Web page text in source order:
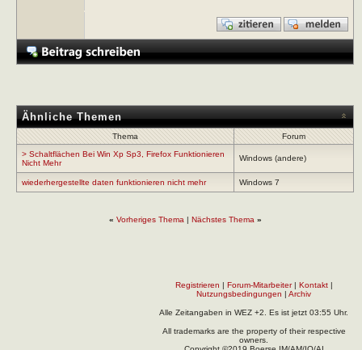
Ähnliche Themen
Thema
Forum
> Schaltflächen Bei Win Xp Sp3, Firefox Funktionieren
Nicht Mehr
Windows (andere)
wiederhergestellte daten funktionieren nicht mehr Windows 7
« Vorheriges Thema | Nächstes Thema »
Registrieren | Forum-Mitarbeiter| Kontakt|
Nutzungsbedingungen | Archiv
Alle Zeitangaben in WEZ +2. Es ist jetzt 03:55 Uhr.
All trademarks are the property of their respective
owners.